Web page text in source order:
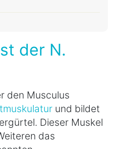
der N.
den Musculus
und bildet
Dieser Muskel
das